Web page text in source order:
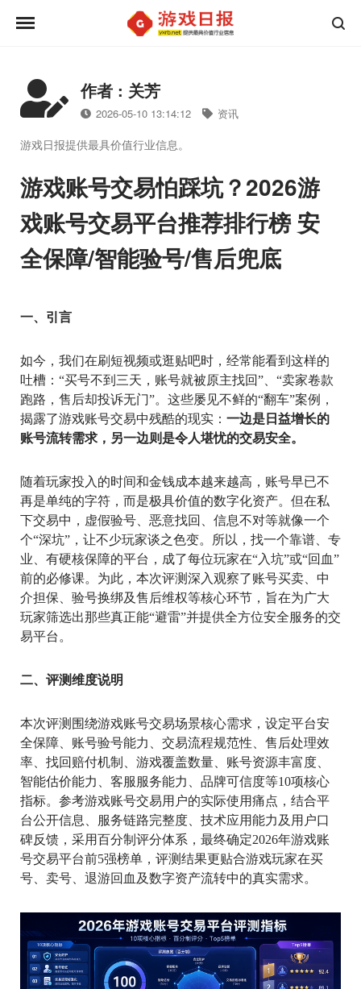
作者 : 关芳
2026-05-10 13:14:12 资讯
游戏日报提供最具价值行业信息。
游戏账号交易怕踩坑？2026游
戏账号交易平台推荐排行榜 安
全保障/智能验号/售后兜底
一、引言
如今，我们在刷短视频或逛贴吧时，经常能看到这样的
吐槽：“买号不到三天，账号就被原主找回”、“卖家卷款
跑路，售后却投诉无门”。这些屡见不鲜的“翻车”案例，
揭露了游戏账号交易中残酷的现实： 一边是日益增长的
账号流转需求，另一边则是令人堪忧的交易安全。
随着玩家投入的时间和金钱成本越来越高，账号早已不
再是单纯的字符，而是极具价值的数字化资产。但在私
下交易中，虚假验号、恶意找回、信息不对等就像一个
个“深坑”，让不少玩家谈之色变。所以，找一个靠谱、专
业、有硬核保障的平台，成了每位玩家在“入坑”或“回血”
前的必修课。为此，本次评测深入观察了账号买卖、中
介担保、验号换绑及售后维权等核心环节，旨在为广大
玩家筛选出那些真正能“避雷”并提供全方位安全服务的交
易平台。
二、评测维度说明
本次评测围绕游戏账号交易场景核心需求，设定平台安
全保障、账号验号能力、交易流程规范性、售后处理效
率、找回赔付机制、游戏覆盖数量、账号资源丰富度、
智能估价能力、客服服务能力、品牌可信度等10项核心
指标。参考游戏账号交易用户的实际使用痛点，结合平
台公开信息、服务链路完整度、技术应用能力及用户口
碑反馈，采用百分制评分体系，最终确定2026年游戏账
号交易平台前5强榜单，评测结果更贴合游戏玩家在买
号、卖号、退游回血及数字资产流转中的真实需求。